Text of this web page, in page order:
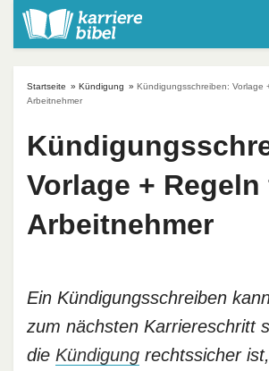
Startseite » Kündigung » Kündigungsschreiben: Vorlage
Arbeitnehmer
Vorlage +
Arbeitnehmer
Ein Kündigungsschreiben
zum nächsten Karriereschritt
die Kündigung rechtssicher